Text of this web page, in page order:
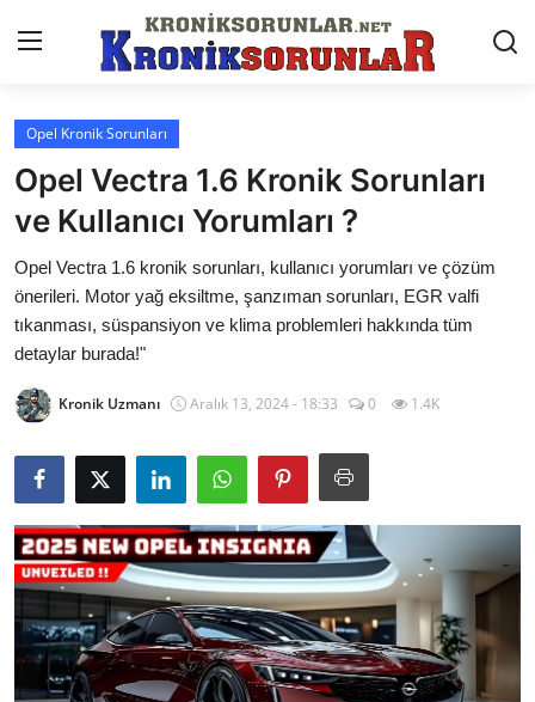
Anasayfa
Markalar
İletişim
Trafik & Cezalar
Sigorta & Kasko
Vergi & ÖTV & MTV
Muayene & Ruhsat
Sorgulamalar
İkinci El & Alım-Satım
Bakım & Arıza Çözümleri
Elektrikli & Hibrit
Opel Kronik Sorunları
Opel Vectra 1.6 Kronik Sorunları
ve Kullanıcı Yorumları ?
Opel Vectra 1.6 kronik sorunları, kullanıcı yorumları ve çözüm
önerileri. Motor yağ eksiltme, şanzıman sorunları, EGR valfi
tıkanması, süspansiyon ve klima problemleri hakkında tüm
detaylar burada!"
Kronik Uzmanı Aralık 13, 2024 - 18:33 0 1.4K